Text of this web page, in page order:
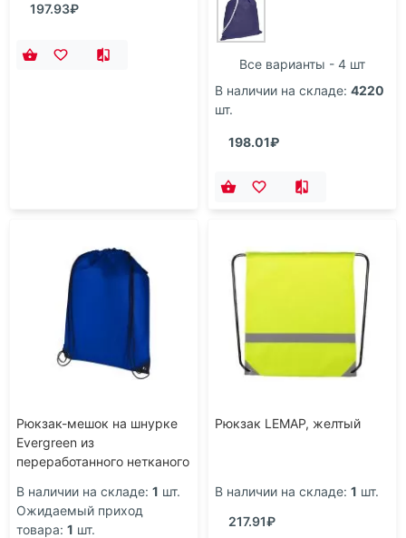
197.93₽
Все варианты - 4 шт
В наличии на складе: 4220
шт.
198.01₽
Рюкзак-мешок на шнурке
Evergreen из
переработанного нетканого
В наличии на складе: 1 шт.
Ожидаемый приход
товара: 1 шт.
Рюкзак LEMAP, желтый
В наличии на складе: 1 шт.
217.91₽